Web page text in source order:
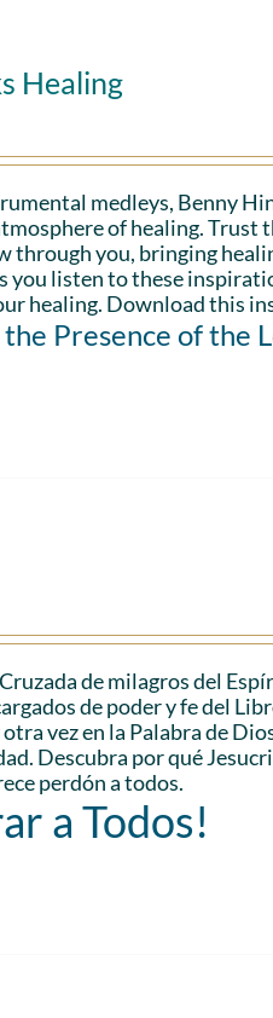
Healing
medleys, Benny
of healing. Trust
through you, bringing
you listen to these
healing. Download this
Presence of the
Cruzada de milagros del
de poder y fe del
vez en la Palabra de
Descubra por qué
perdón a todos.
a Todos!